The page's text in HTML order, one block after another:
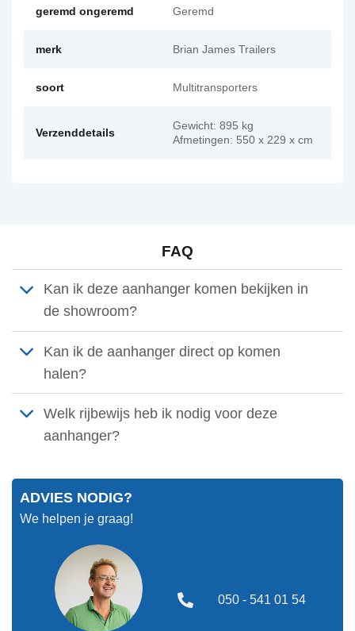
geremd ongeremd Geremd
merk Brian James Trailers
soort Multitransporters
Verzenddetails
Gewicht: 895 kg
Afmetingen: 550 x 229 x cm
FAQ
Kan ik deze aanhanger komen bekijken in
de showroom?
Kan ik de aanhanger direct op komen
halen?
Welk rijbewijs heb ik nodig voor deze
aanhanger?
ADVIES NODIG?
We helpen je graag!
050 - 541 01 54